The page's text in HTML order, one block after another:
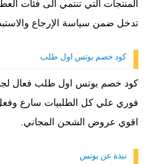
المنتجات التي تنتمي الى فئات
تدخل ضمن سياسة الإرجاع
كود خصم بوتس اول طلب
اقوي عروض الشحن المجاني.
نبذة عن بوتس